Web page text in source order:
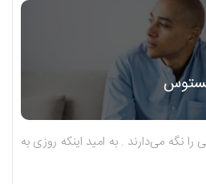
نگه می‌دارند . به امید اینکه روزی به